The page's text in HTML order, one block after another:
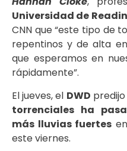
Universidad de
CNN que “este tipo de
repentinos y de alta
que esperamos en
rápidamente”.
El jueves, el DWD predijo
torrenciales ha
más lluvias fuertes
este viernes.